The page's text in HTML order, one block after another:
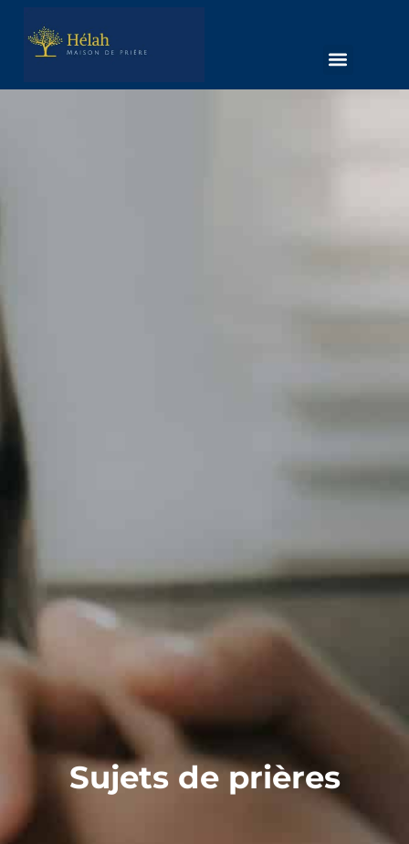
Sujets de prières